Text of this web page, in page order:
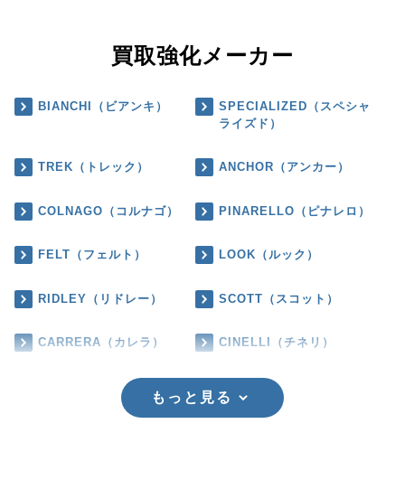
買取強化メーカー
BIANCHI（ビアンキ）
SPECIALIZED（スペシャ
ライズド）
TREK（トレック） ANCHOR（アンカー）
COLNAGO（コルナゴ） PINARELLO（ピナレロ）
FELT（フェルト） LOOK（ルック）
RIDLEY（リドレー） SCOTT（スコット）
CARRERA（カレラ） CINELLI（チネリ）
もっと見る